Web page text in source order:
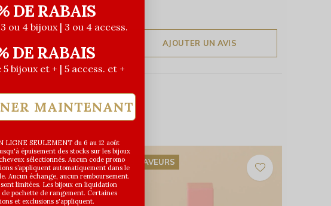
AJOUTER UN AVIS
3 SAVEURS
DE RABAIS
ou 4 bijoux | 3 ou 4 access.
DE RABAIS
bijoux et + | 5 access. et +
MAINTENANT
LIGNE SEULEMENT du 6 au 12 août
épuisement des stocks sur les bijoux
sélectionnés. Aucun code promo
s’appliquent automatiquement dans le
Aucun échange, aucun remboursement.
limitées. Les bijoux en liquidation
pochette de rangement. Certaines
et exclusions s'appliquent.